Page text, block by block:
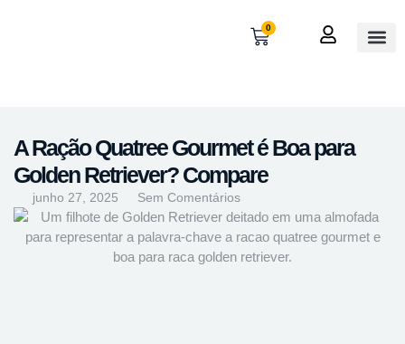
0
A Ração Quatree Gourmet é Boa para
Golden Retriever? Compare
junho 27, 2025 Sem Comentários